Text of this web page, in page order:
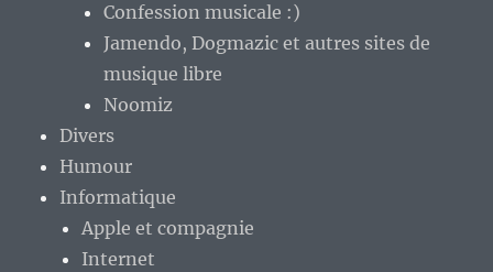
Confession musicale :)
Jamendo, Dogmazic et autres sites de
musique libre
Noomiz
Divers
Humour
Informatique
Apple et compagnie
Internet